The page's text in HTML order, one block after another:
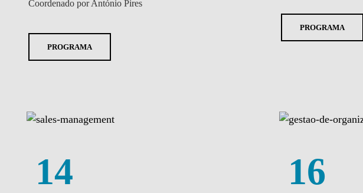
Coordenado por António Pires
PROGRAMA
PROGRAMA
14 16